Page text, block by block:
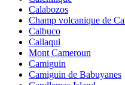
Calabozos
Champ volcanique de
Calbuco
Callaqui
Mont Cameroun
Camiguin
Camiguin de Babuyanes